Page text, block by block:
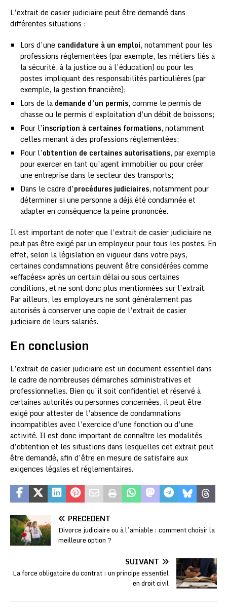
L’extrait de casier judiciaire peut être demandé dans
différentes situations :
Lors d’une candidature à un emploi, notamment pour les
professions réglementées (par exemple, les métiers liés à
la sécurité, à la justice ou à l’éducation) ou pour les
postes impliquant des responsabilités particulières (par
exemple, la gestion financière);
Lors de la demande d’un permis, comme le permis de
chasse ou le permis d’exploitation d’un débit de boissons;
Pour l’inscription à certaines formations, notamment
celles menant à des professions réglementées;
Pour l’obtention de certaines autorisations, par exemple
pour exercer en tant qu’agent immobilier ou pour créer
une entreprise dans le secteur des transports;
Dans le cadre d’procédures judiciaires, notamment pour
déterminer si une personne a déjà été condamnée et
adapter en conséquence la peine prononcée.
Il est important de noter que l’extrait de casier judiciaire ne
peut pas être exigé par un employeur pour tous les postes. En
effet, selon la législation en vigueur dans votre pays,
certaines condamnations peuvent être considérées comme
«effacées» après un certain délai ou sous certaines
conditions, et ne sont donc plus mentionnées sur l’extrait.
Par ailleurs, les employeurs ne sont généralement pas
autorisés à conserver une copie de l’extrait de casier
judiciaire de leurs salariés.
En conclusion
L’extrait de casier judiciaire est un document essentiel dans
le cadre de nombreuses démarches administratives et
professionnelles. Bien qu’il soit confidentiel et réservé à
certaines autorités ou personnes concernées, il peut être
exigé pour attester de l’absence de condamnations
incompatibles avec l’exercice d’une fonction ou d’une
activité. Il est donc important de connaître les modalités
d’obtention et les situations dans lesquelles cet extrait peut
être demandé, afin d’être en mesure de satisfaire aux
exigences légales et réglementaires.
PRÉCÉDENT
Divorce judiciaire ou à l’amiable : comment choisir la
meilleure option ?
SUIVANT
La force obligatoire du contrat : un principe essentiel
en droit civil